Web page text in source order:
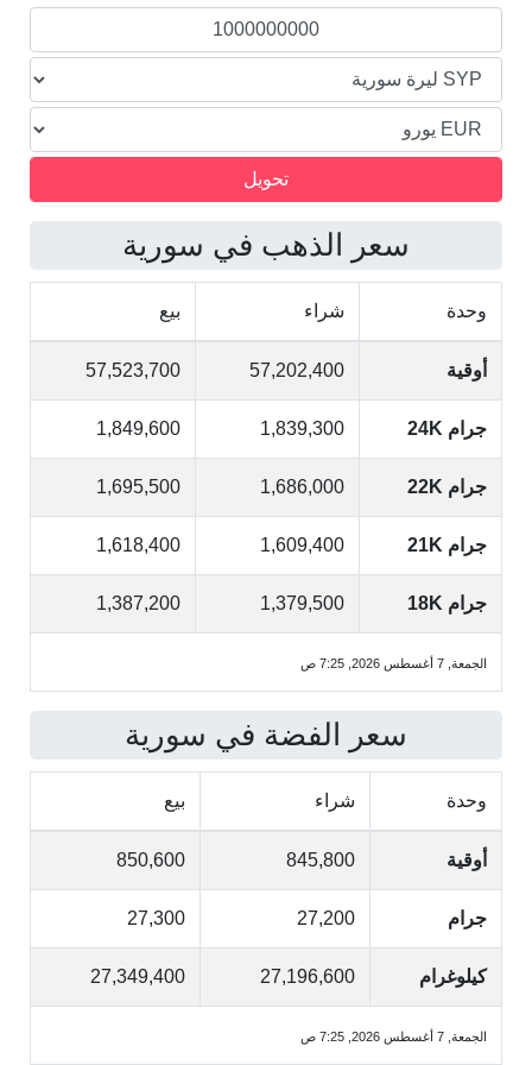
سعر الذهب في سورية
وحدة شراء بيع
أوقية 57,202,400
57,523,700
جرام 24K 1,839,300
1,849,600
جرام 22K 1,686,000
1,695,500
جرام 21K 1,609,400
1,618,400
جرام 18K 1,379,500
1,387,200
الجمعة, 7 أغسطس 2026, 7:25 ص
سعر الفضة في سورية
وحدة شراء بيع
أوقية 845,800
850,600
جرام 27,200
27,300
كيلوغرام 27,196,600
27,349,400
الجمعة, 7 أغسطس 2026, 7:25 ص